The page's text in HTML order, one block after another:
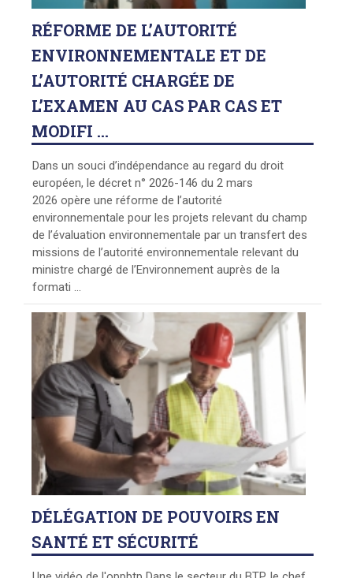
RÉFORME DE L’AUTORITÉ
ENVIRONNEMENTALE ET DE
L’AUTORITÉ CHARGÉE DE
L’EXAMEN AU CAS PAR CAS ET
MODIFI ...
Dans un souci d’indépendance au regard du droit
européen, le décret n° 2026-146 du 2 mars
2026 opère une réforme de l’autorité
environnementale pour les projets relevant du champ
de l’évaluation environnementale par un transfert des
missions de l’autorité environnementale relevant du
ministre chargé de l’Environnement auprès de la
formati ...
DÉLÉGATION DE POUVOIRS EN
SANTÉ ET SÉCURITÉ